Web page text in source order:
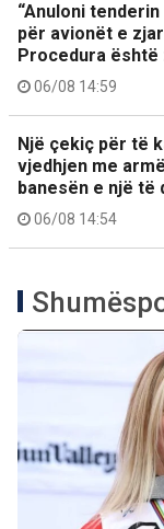
“Anuloni
për avionët e
Procedura
06/08 14:59
Një çekiç për të
vjedhjen me
banesën e një të
06/08 14:54